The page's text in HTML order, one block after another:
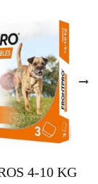
4-10 KG